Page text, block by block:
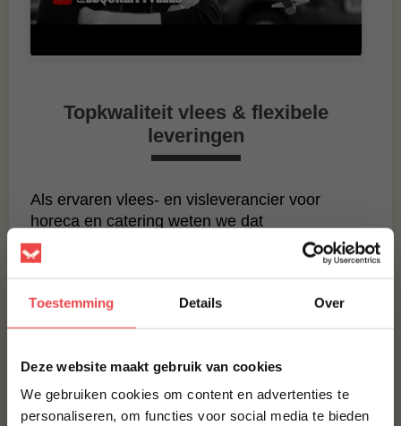
Toestemming Details Over
Deze website maakt gebruik van cookies
We gebruiken cookies om content en advertenties te
personaliseren, om functies voor social media te bieden
Topkwaliteit vlees & flexibele
leveringen
Als ervaren vlees‑ en visleverancier voor
horeca en catering weten we dat
professionele chefs rekenen op constante
kwaliteit en stipte levering. Daarom bieden we
rassen zoals Wagyu, Angus, Duroc en
Iberico, halal‑gecertificeerde opties en dry
aged specialiteiten.